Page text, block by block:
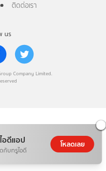
อดีแอป
กับทรูไอดี
โหลดเลย
us
Company Limited.
ติดต่อเรา